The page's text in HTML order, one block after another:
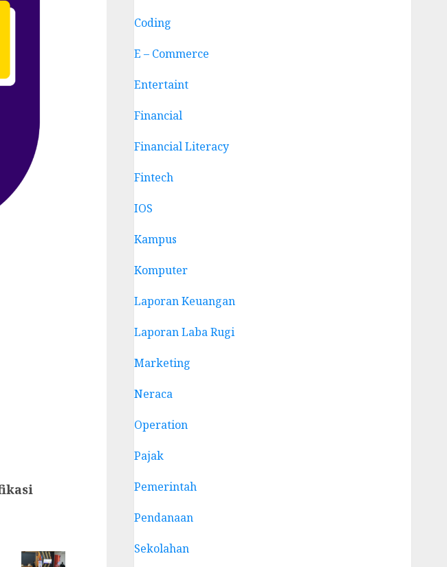
Coding
E – Commerce
Entertaint
Financial
Financial Literacy
Fintech
IOS
Kampus
Komputer
Laporan Keuangan
Laporan Laba Rugi
Marketing
Neraca
Operation
Pajak
Pemerintah
Pendanaan
Sekolahan